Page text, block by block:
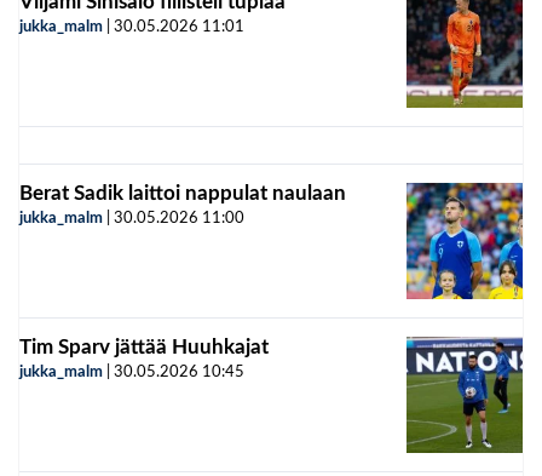
jukka_malm 30.05.2026 11:01
Berat Sadik laittoi nappulat naulaan
jukka_malm 30.05.2026 11:00
Tim Sparv jättää Huuhkajat
jukka_malm 30.05.2026 10:45